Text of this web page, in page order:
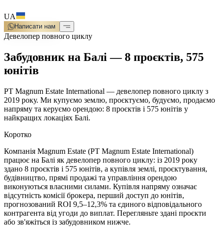
UA
Написати нам
Девелопер повного циклу
Забудовник на Балі — 8 проєктів, 575
юнітів
PT Magnum Estate International — девелопер повного циклу з
2019 року. Ми купуємо землю, проєктуємо, будуємо, продаємо
напряму та керуємо орендою: 8 проєктів і 575 юнітів у
найкращих локаціях Балі.
Коротко
Компанія Magnum Estate (PT Magnum Estate International)
працює на Балі як девелопер повного циклу: із 2019 року
здано 8 проєктів і 575 юнітів, а купівля землі, проєктування,
будівництво, прямі продажі та управління орендою
виконуються власними силами. Купівля напряму означає
відсутність комісії брокера, перший доступ до юнітів,
прогнозований ROI 9,5–12,3% та єдиного відповідального
контрагента від угоди до виплат. Перегляньте здані проєкти
або зв'яжіться із забудовником нижче.